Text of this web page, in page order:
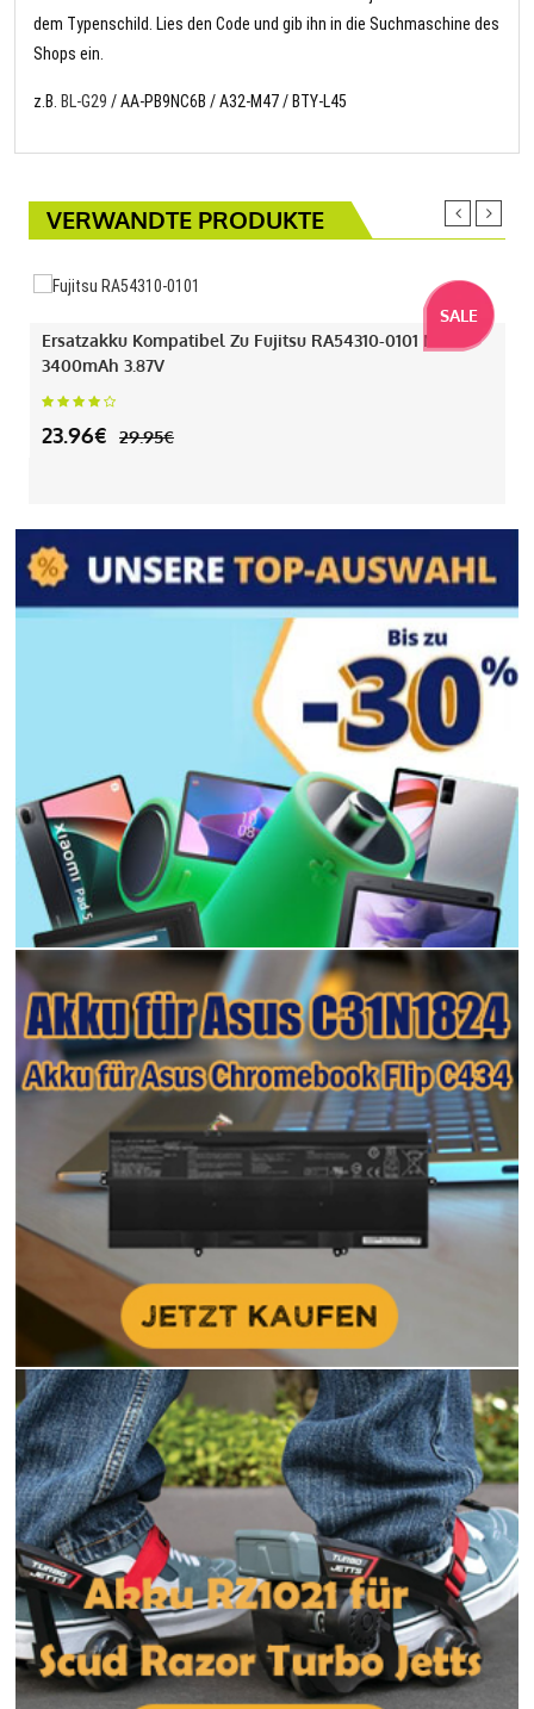
dem Typenschild. Lies den Code und gib ihn in die Suchmaschine des
Shops ein.
z.B. BL-G29 / AA-PB9NC6B / A32-M47 / BTY-L45
VERWANDTE PRODUKTE
SALE
Ersatzakku Kompatibel Zu Fujitsu RA54310-0101 Mit
3400mAh 3.87V
23.96€ 29.95€